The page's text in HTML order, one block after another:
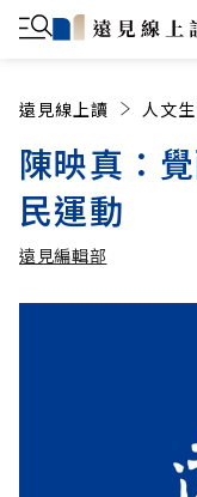
遠見線上讀 人文
陳映真：
民運動
遠見編輯部